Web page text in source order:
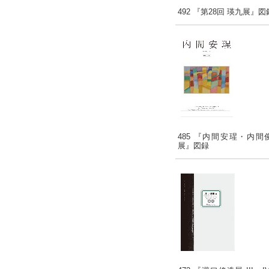
492 『第28回 瑛九展』図
485 『内間安瑆・内間
展』図録